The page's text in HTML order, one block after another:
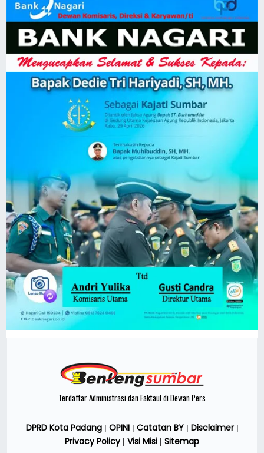
Terdaftar Administrasi dan Faktaul di Dewan Pers
DPRD Kota Padang| OPINI| Catatan BY| Disclaimer|
Privacy Policy| Visi Misi | Sitemap